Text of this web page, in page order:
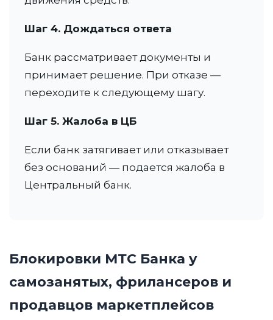
Шаг 4. Дождаться ответа
Банк рассматривает документы и
принимает решение. При отказе —
переходите к следующему шагу.
Шаг 5. Жалоба в ЦБ
Если банк затягивает или отказывает
без оснований — подается жалоба в
Центральный банк.
Блокировки МТС Банка у
самозанятых, фрилансеров и
продавцов маркетплейсов